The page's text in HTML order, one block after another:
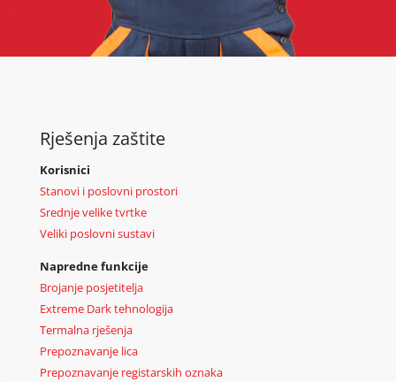
Rješenja zaštite
Korisnici
Stanovi i poslovni prostori
Srednje velike tvrtke
Veliki poslovni sustavi
Napredne funkcije
Brojanje posjetitelja
Extreme Dark tehnologija
Termalna rješenja
Prepoznavanje lica
Prepoznavanje registarskih oznaka